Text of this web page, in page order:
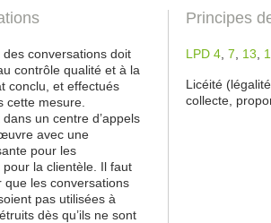
des conversations doit
contrôle qualité et à la
conclu, et effectués
cette mesure.
dans un centre d’appels
avec une
pour les
la clientèle. Il faut
que les conversations
pas utilisées à
dès qu’ils ne sont
Principes
LPD 4 7 13
Licéité
collecte,